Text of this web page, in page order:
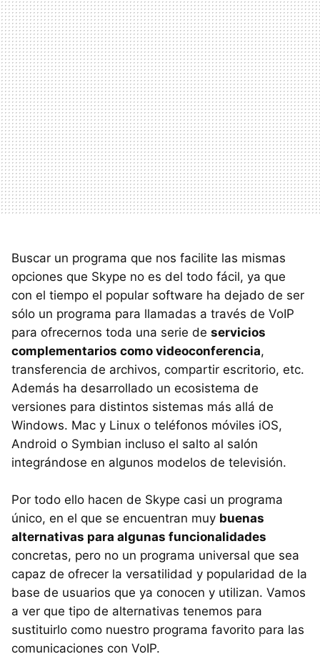
Buscar un programa que nos facilite las mismas
opciones que Skype no es del todo fácil, ya que
con el tiempo el popular software ha dejado de ser
sólo un programa para llamadas a través de VoIP
para ofrecernos toda una serie de servicios
complementarios como videoconferencia,
transferencia de archivos, compartir escritorio, etc.
Además ha desarrollado un ecosistema de
versiones para distintos sistemas más allá de
Windows. Mac y Linux o teléfonos móviles iOS,
Android o Symbian incluso el salto al salón
integrándose en algunos modelos de televisión.
Por todo ello hacen de Skype casi un programa
único, en el que se encuentran muy buenas
alternativas para algunas funcionalidades
concretas, pero no un programa universal que sea
capaz de ofrecer la versatilidad y popularidad de la
base de usuarios que ya conocen y utilizan. Vamos
a ver que tipo de alternativas tenemos para
sustituirlo como nuestro programa favorito para las
comunicaciones con VoIP.